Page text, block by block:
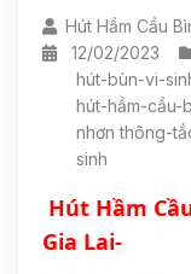
Hút Hầm Cầu
12/02/2023
hút-bùn-vi-
hút-hầm-cầu-
nhơn thông-
sinh
Hút Hầm
Gia Lai-